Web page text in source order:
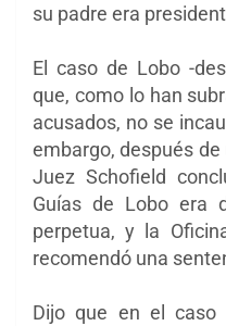
su padre era
El caso de Lobo -
que, como lo han
acusados, no se
embargo, después de
Juez Schofield
Guías de Lobo era
perpetua, y la
recomendó una
Dijo que en el caso